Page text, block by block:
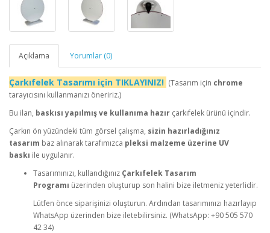
Açıklama Yorumlar (0)
Çarkıfelek Tasarımı için TIKLAYINIZ! (Tasarım için chrome
tarayıcısını kullanmanızı öneririz.)
Bu ilan, baskısı yapılmış ve kullanıma hazır çarkıfelek ürünü içindir.
Çarkın ön yüzündeki tüm görsel çalışma, sizin hazırladığınız
tasarım baz alınarak tarafımızca pleksi malzeme üzerine UV
baskı ile uygulanır.
Tasarımınızı, kullandığınız Çarkıfelek Tasarım
Programı üzerinden oluşturup son halini bize iletmeniz yeterlidir.
Lütfen önce siparişinizi oluşturun. Ardından tasarımınızı hazırlayıp
WhatsApp üzerinden bize iletebilirsiniz. (WhatsApp: +90 505 570
42 34)